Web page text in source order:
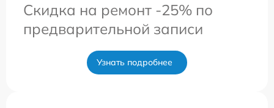
Скидка на ремонт -25% по
предварительной записи
Узнать подробнее